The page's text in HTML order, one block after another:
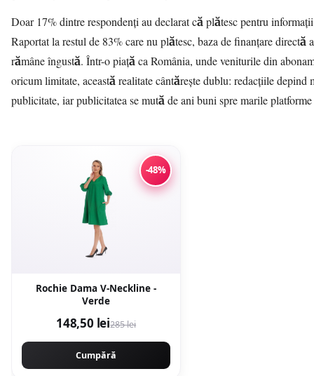
Doar 17% dintre respondenți au declarat că plătesc pentru
Raportat la restul de 83% care nu plătesc, baza de finanțare directă
rămâne îngustă. Într-o piață ca România, unde veniturile din
oricum limitate, această realitate cântărește dublu: redacțiile depind
publicitate, iar publicitatea se mută de ani buni spre marile
-48%
Rochie Dama V-Neckline -
Verde
148,50 lei285 lei
Cumpără